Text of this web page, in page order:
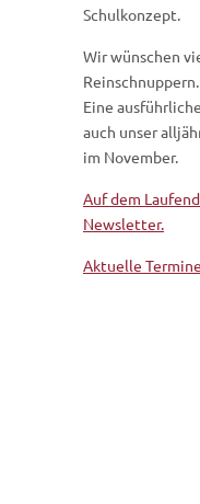
Schulkonzept.
Wir wünschen
Reinschnuppern.
Eine
auch unser
im November.
Auf dem
Newsletter.
Aktuelle